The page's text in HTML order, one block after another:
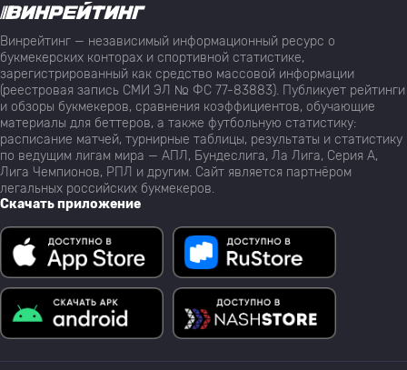
Винрейтинг — независимый информационный ресурс о
букмекерских конторах и спортивной статистике,
зарегистрированный как средство массовой информации
(реестровая запись СМИ ЭЛ № ФС 77-83883). Публикует рейтинги
и обзоры букмекеров, сравнения коэффициентов, обучающие
материалы для беттеров, а также футбольную статистику:
расписание матчей, турнирные таблицы, результаты и статистику
по ведущим лигам мира — АПЛ, Бундеслига, Ла Лига, Серия А,
Лига Чемпионов, РПЛ и другим. Сайт является партнёром
легальных российских букмекеров.
Скачать приложение